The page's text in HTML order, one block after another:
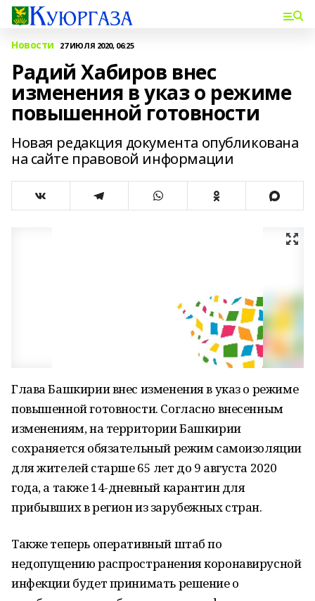
Новости 27 ИЮЛЯ 2020, 06:25
Радий Хабиров внес
изменения в указ о режиме
повышенной готовности
Новая редакция документа опубликована
на сайте правовой информации
Глава Башкирии внес изменения в указ о режиме
повышенной готовности. Согласно внесенным
изменениям, на территории Башкирии
сохраняется обязательный режим самоизоляции
для жителей старше 65 лет до 9 августа 2020
года, а также 14-дневный карантин для
прибывших в регион из зарубежных стран.
Также теперь оперативный штаб по
недопущению распространения коронавирусной
инфекции будет принимать решение о